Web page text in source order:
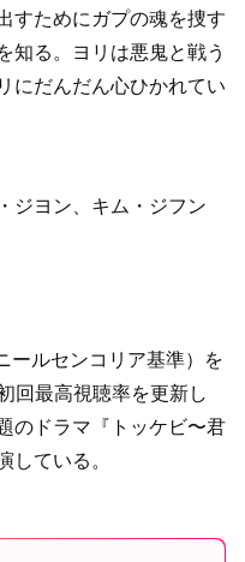
すためにガプの魂を捜す
知る。ヨリは悪鬼と戦う
にだんだん心ひかれてい
ジヨン、キム・ジフン
ールセンコリア基準）を
回最高視聴率を更新し
のドラマ『トッケビ〜君
ている。